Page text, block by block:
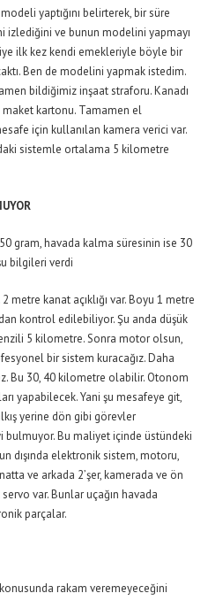
yaptığını belirterek, bir süre
izlediğini ve bunun modelini yapmayı
ilk kez kendi emekleriyle böyle bir
Ben de modelini yapmak istedim.
bildiğimiz inşaat straforu. Kanadı
kartonu. Tamamen el
için kullanılan kamera verici var.
sistemle ortalama 5 kilometre
gram, havada kalma süresinin ise 30
bilgileri verdi
metre kanat açıklığı var. Boyu 1 metre
kontrol edilebiliyor. Şu anda düşük
5 kilometre. Sonra motor olsun,
bir sistem kuracağız. Daha
Bu 30, 40 kilometre olabilir. Otonom
yapabilecek. Yani şu mesafeye git,
yerine dön gibi görevler
bulmuyor. Bu maliyet içinde üstündeki
dışında elektronik sistem, motoru,
ve arkada 2’şer, kamerada ve ön
var. Bunlar uçağın havada
parçalar.
rakam veremeyeceğini